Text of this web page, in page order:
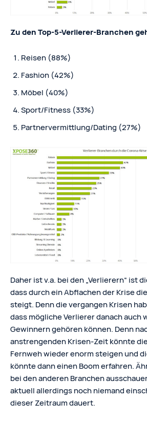
Zu den Top-5-Verlierer-Branchen
Reisen (88%)
Fashion (42%)
Möbel (40%)
Sport/Fitness (33%)
Partnervermittlung/Dating (27%)
Daher ist v.a. bei den „Verlierern“ ist
dass durch ein Abflachen der Krise
steigt. Denn die vergangen Krisen
dass mögliche Verlierer danach auch
Gewinnern gehören können. Denn
anstrengenden Krisen-Zeit könnte
Fernweh wieder enorm steigen und
könnte dann einen Boom erfahren.
bei den anderen Branchen
aktuell allerdings noch niemand
dieser Zeitraum dauert.